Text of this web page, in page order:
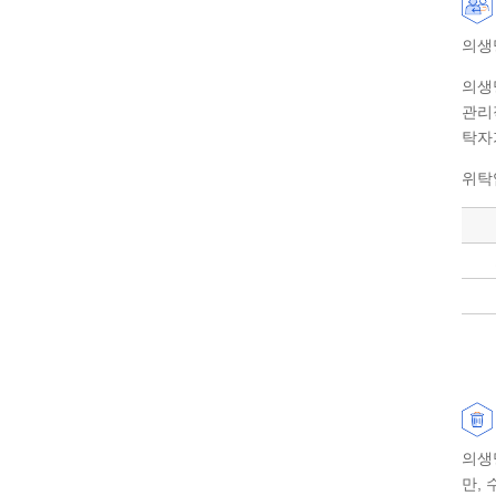
의
의
관
탁
위
의
만,